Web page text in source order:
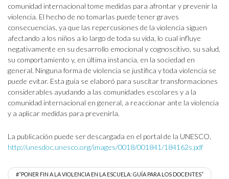
comunidad internacional tome medidas para afrontar y prevenir la
violencia. El hecho de no tomarlas puede tener graves
consecuencias, ya que las repercusiones de la violencia siguen
afectando a los niños a lo largo de toda su vida, lo cual influye
negativamente en su desarrollo emocional y cognoscitivo, su salud,
su comportamiento y, en última instancia, en la sociedad en
general. Ninguna forma de violencia se justifica y toda violencia se
puede evitar. Esta guía se elaboró para suscitar transformaciones
considerables ayudando a las comunidades escolares y a la
comunidad internacional en general, a reaccionar ante la violencia
y a aplicar medidas para prevenirla.
La publicación puede ser descargada en el portal de la UNESCO,
http://unesdoc.unesco.org/images/0018/001841/184162s.pdf
#“PONER FIN A LA VIOLENCIA EN LA ESCUELA: GUÍA PARA LOS DOCENTES”